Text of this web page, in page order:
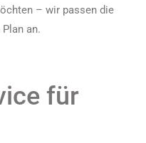
– wir passen die
an.
für